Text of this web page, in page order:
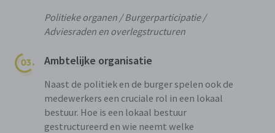
Politieke organen / Burgerparticipatie /
Adviesraden en overlegstructuren
Ambtelijke organisatie
Naast de politiek en de burger spelen ook de
medewerkers een cruciale rol in een lokaal
bestuur. Hoe is een lokaal bestuur
gestructureerd en wie neemt welke